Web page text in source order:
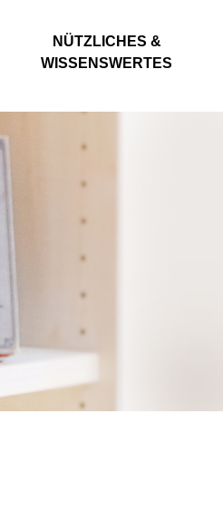
NÜTZLICHES &
WISSENSWERTES